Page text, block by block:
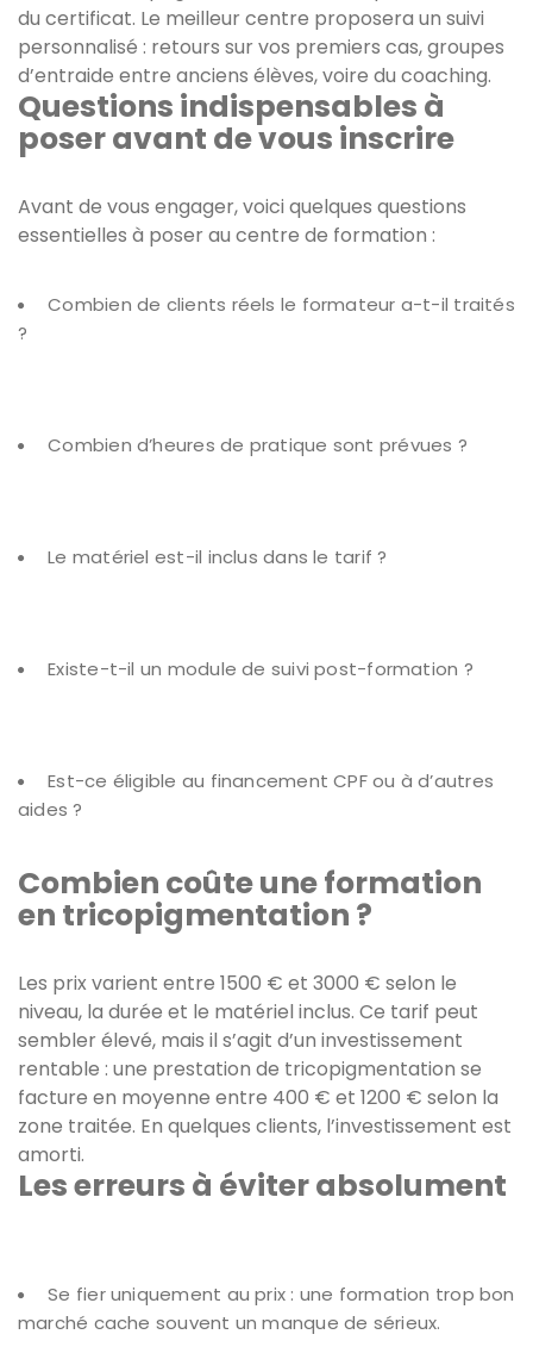
du certificat. Le meilleur centre proposera un suivi
personnalisé : retours sur vos premiers cas, groupes
d’entraide entre anciens élèves, voire du coaching.
Questions indispensables à
poser avant de vous inscrire
Avant de vous engager, voici quelques questions
essentielles à poser au centre de formation :
Combien de clients réels le formateur a-t-il traités
?
Combien d’heures de pratique sont prévues ?
Le matériel est-il inclus dans le tarif ?
Existe-t-il un module de suivi post-formation ?
Est-ce éligible au financement CPF ou à d’autres
aides ?
Combien coûte une formation
en tricopigmentation ?
Les prix varient entre 1500 € et 3000 € selon le
niveau, la durée et le matériel inclus. Ce tarif peut
sembler élevé, mais il s’agit d’un investissement
rentable : une prestation de tricopigmentation se
facture en moyenne entre 400 € et 1200 € selon la
zone traitée. En quelques clients, l’investissement est
amorti.
Les erreurs à éviter absolument
Se fier uniquement au prix : une formation trop bon
marché cache souvent un manque de sérieux.